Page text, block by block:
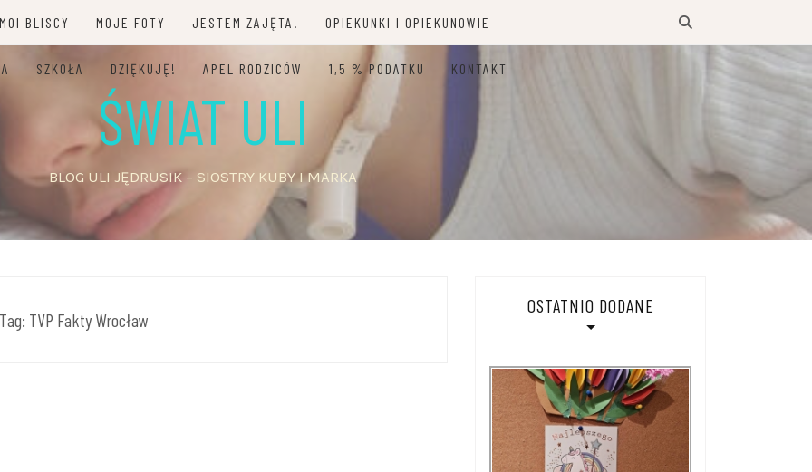
MOI BLISCY MOJE FOTY JESTEM ZAJĘTA! OPIEKUNKI I OPIEKUNOWIE
SZKOŁA DZIĘKUJĘ! APEL RODZICÓW 1,5 % PODATKU KONTAKT
ŚWIAT ULI
BLOG ULI JĘDRUSIK – SIOSTRY KUBY I MARKA
Tag: TVP Fakty Wrocław
OSTATNIO DODANE